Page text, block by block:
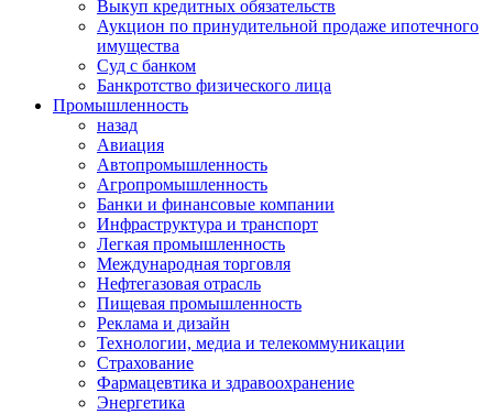
Выкуп кредитных обязательств
Аукцион по принудительной продаже ипотечного
имущества
Суд с банком
Банкротство физического лица
Промышленность
назад
Авиация
Автопромышленность
Агропромышленность
Банки и финансовые компании
Инфраструктура и транспорт
Легкая промышленность
Международная торговля
Нефтегазовая отрасль
Пищевая промышленность
Реклама и дизайн
Технологии, медиа и телекоммуникации
Страхование
Фармацевтика и здравоохранение
Энергетика